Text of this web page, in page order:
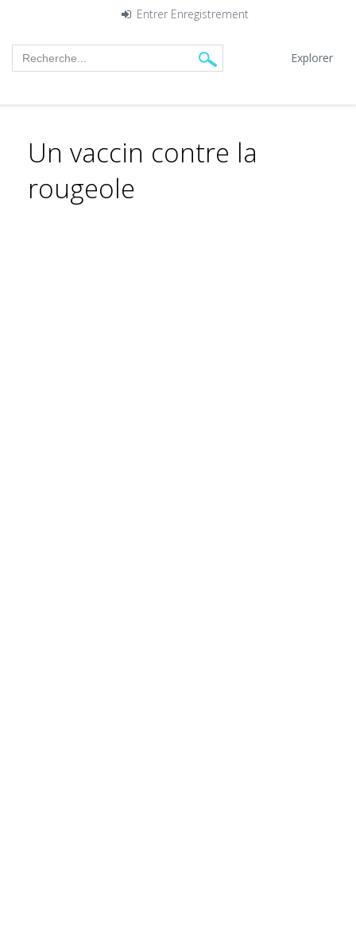
Entrer Enregistrement
Explorer
Un vaccin contre la
rougeole